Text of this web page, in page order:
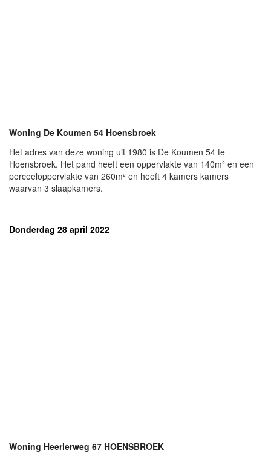
Woning De Koumen 54 Hoensbroek
Het adres van deze woning uit 1980 is De Koumen 54 te
Hoensbroek. Het pand heeft een oppervlakte van 140m² en een
perceeloppervlakte van 260m² en heeft 4 kamers kamers
waarvan 3 slaapkamers.
Donderdag 28 april 2022
Woning Heerlerweg 67 HOENSBROEK